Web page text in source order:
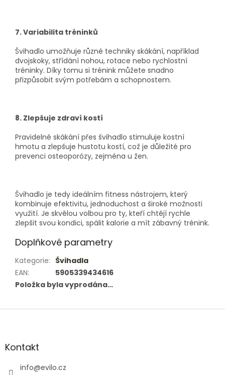
7. Variabilita tréninků
Švihadlo umožňuje různé techniky skákání, například
dvojskoky, střídání nohou, rotace nebo rychlostní
tréninky. Díky tomu si trénink můžete snadno
přizpůsobit svým potřebám a schopnostem.
8. Zlepšuje zdraví kostí
Pravidelné skákání přes švihadlo stimuluje kostní
hmotu a zlepšuje hustotu kostí, což je důležité pro
prevenci osteoporózy, zejména u žen.
Švihadlo je tedy ideálním fitness nástrojem, který
kombinuje efektivitu, jednoduchost a široké možnosti
využití. Je skvělou volbou pro ty, kteří chtějí rychle
zlepšit svou kondici, spálit kalorie a mít zábavný trénink.
Doplňkové parametry
Kategorie: Švihadla
EAN:
5905339434616
Položka byla vyprodána…
Z
aKontakt
info@evilo.cz